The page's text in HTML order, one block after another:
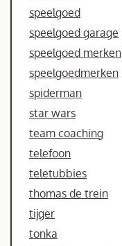
speelgoed
speelgoed garage
speelgoed merken
speelgoedmerken
spiderman
star wars
team coaching
telefoon
teletubbies
thomas de trein
tijger
tonka